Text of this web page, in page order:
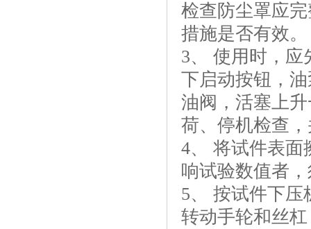
检查防尘罩应
措施是否有效。
3、 使用时，
下启动按钮，
油阀，活塞上
荷、停机检查
4、 将试件表面
响试验数值者
5、 按试件下
转动手轮和丝